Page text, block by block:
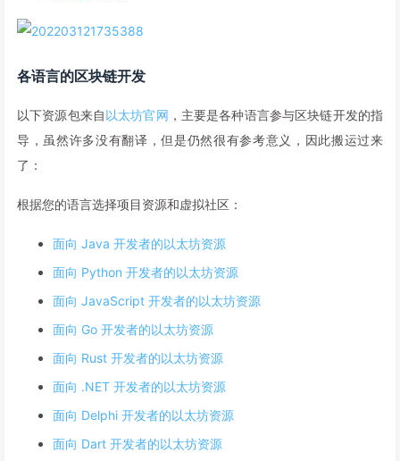
各语言的区块链开发
以下资源包来自以太坊官网 ，主要是各种语言参与区块链开发的指
导，虽然许多没有翻译，但是仍然很有参考意义，因此搬运过来
了：
根据您的语言选择项目资源和虚拟社区：
面向 Java 开发者的以太坊资源
面向 Python 开发者的以太坊资源
面向 JavaScript 开发者的以太坊资源
面向 Go 开发者的以太坊资源
面向 Rust 开发者的以太坊资源
面向 .NET 开发者的以太坊资源
面向 Delphi 开发者的以太坊资源
面向 Dart 开发者的以太坊资源